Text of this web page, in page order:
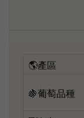
🌎產區
🍇葡萄品種